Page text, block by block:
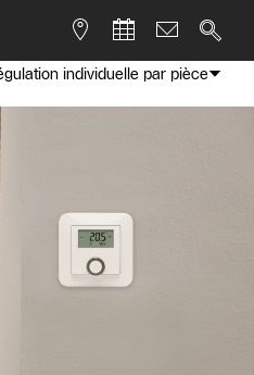
individuelle par pièce